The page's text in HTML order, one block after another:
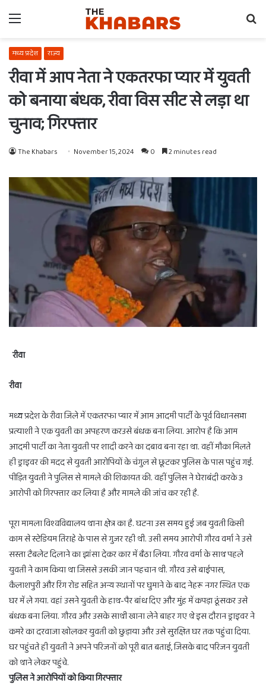
Menu
मध्य प्रदेश राज्य
रीवा में आप नेता ने एकतरफा प्यार में युवती
को बनाया बंधक, रीवा विस सीट से लड़ा था
चुनाव; गिरफ्तार
The Khabars November 15, 2024 0 2 minutes read
रीवा
रीवा
मध्य प्रदेश के रीवा जिले में एकतरफा प्यार में आम आदमी पार्टी के पूर्व विधानसभा
प्रत्याशी ने एक युवती का अपहरण करउसे बंधक बना लिया. आरोप है कि आम
आदमी पार्टी का नेता युवती पर शादी करने का दबाव बना रहा था. वहीं मौका मिलते
ही ड्राइवर की मदद से युवती आरोपियों के चंगुल से छूटकर पुलिस के पास पहुंच गई.
पीड़ित युवती ने पुलिस से मामले की शिकायत की. वहीं पुलिस ने घेराबंदी करके 3
आरोपी को गिरफ्तार कर लिया है और मामले की जांच कर रही है.
पूरा मामला विश्वविद्यालय थाना क्षेत्र का है. घटना उस समय हुई जब युवती किसी
काम से स्टेडियम तिराहे के पास से गुजर रही थी. उसी समय आरोपी गौरव वर्मा ने उसे
सस्ता टैबलेट दिलाने का झांसा देकर कार में बैठा लिया. गौरव वर्मा के साथ पहले
युवती ने काम किया था जिससे उसकी जान पहचान थी. गौरव उसे बाईपास,
कैलाशपुरी और रिंग रोड सहित अन्य स्थानों पर घुमाने के बाद नेहरू नगर स्थित एक
घर में ले गया. वहां उसने युवती के हाथ-पैर बांध दिए और मुंह में कपड़ा ठूंसकर उसे
बंधक बना लिया. गौरव और उसके साथी खाना लेने बाहर गए थे इस दौरान ड्राइवर ने
कमरे का दरवाजा खोलकर युवती को छुड़ाया और उसे सुरक्षित घर तक पहुंचा दिया.
घर पहुंचते ही युवती ने अपने परिजनों को पूरी बात बताई, जिसके बाद परिजन युवती
को थाने लेकर पहुंचे.
पुलिस ने आरोपियों को किया गिरफ्तार